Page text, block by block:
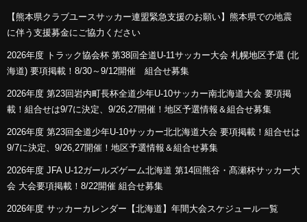
【熊本県クラブユースサッカー連盟緊急支援のお願い】熊本県での地震
に伴う支援募金にご協力ください
2026年度 トラック協会杯 第38回全道U-11サッカー大会 札幌地区予選 (北
海道) 要項掲載！8/30～9/12開催 組合せ募集
2026年度 第23回岩内町長杯全道少年U-10サッカー南北海道大会 要項掲
載！組合せは9/7に決定、9/26,27開催！地区予選情報＆組合せ募集
2026年度 第23回全道少年U-10サッカー北北海道大会 要項掲載！組合せは
9/7に決定、9/26,27開催！地区予選情報＆組合せ募集
2026年度 JFA U-12ガールズゲーム北海道 第14回熊谷・髙瀬杯サッカー大
会 大会要項掲載！8/22開催 組合せ募集
2026年度 サッカーカレンダー【北海道】年間大会スケジュール一覧